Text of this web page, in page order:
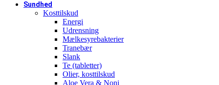
Sundhed
Kosttilskud
Energi
Udrensning
Mælkesyrebakterier
Tranebær
Slank
Te (tabletter)
Olier, kosttilskud
Aloe Vera & Noni